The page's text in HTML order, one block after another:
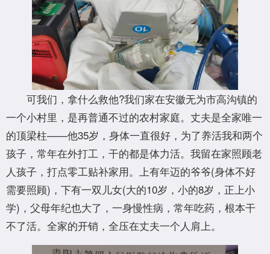
可我们，拿什么救他?我们家在安徽无为市高沟镇的
一个小村里，是再普通不过的农村家庭。丈夫是全家唯一
的顶梁柱——他35岁，身体一直很好，为了养活我和两个
孩子，常年在外打工，干的都是体力活。我留在家照顾老
人孩子，打点零工贴补家用。上有年迈的爷爷(身体不好
需要照顾)，下有一双儿女(大的10岁，小的8岁，正上小
学)，父母年纪也大了，一身慢性病，常年吃药，根本干
不了活。全家的开销，全压在丈夫一个人肩上。